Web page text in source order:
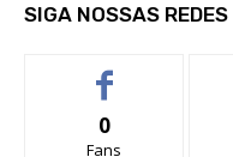
SIGA NOSSAS REDES
0
Fans